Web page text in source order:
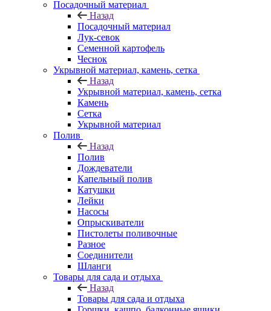
Посадочный материал
Назад
Посадочный материал
Лук-севок
Семенной картофель
Чеснок
Укрывной материал, камень, сетка
Назад
Укрывной материал, камень, сетка
Камень
Сетка
Укрывной материал
Полив
Назад
Полив
Дождеватели
Капельный полив
Катушки
Лейки
Насосы
Опрыскиватели
Пистолеты поливочные
Разное
Соединители
Шланги
Товары для сада и отдыха
Назад
Товары для сада и отдыха